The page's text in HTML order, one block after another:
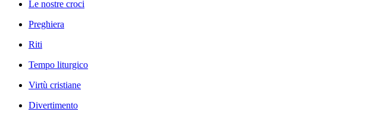
Le nostre croci
Preghiera
Riti
Tempo liturgico
Virtù cristiane
Divertimento